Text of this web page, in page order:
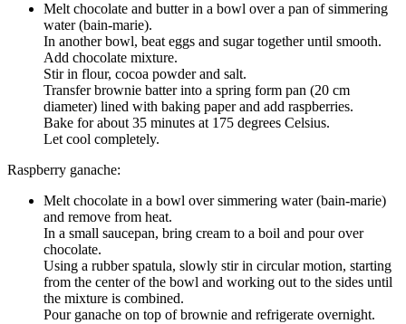
Melt chocolate and butter in a bowl over a pan of simmering
water (bain-marie).
In another bowl, beat eggs and sugar together until smooth.
Add chocolate mixture.
Stir in flour, cocoa powder and salt.
Transfer brownie batter into a spring form pan (20 cm
diameter) lined with baking paper and add raspberries.
Bake for about 35 minutes at 175 degrees Celsius.
Let cool completely.
Raspberry ganache:
Melt chocolate in a bowl over simmering water (bain-marie)
and remove from heat.
In a small saucepan, bring cream to a boil and pour over
chocolate.
Using a rubber spatula, slowly stir in circular motion, starting
from the center of the bowl and working out to the sides until
the mixture is combined.
Pour ganache on top of brownie and refrigerate overnight.